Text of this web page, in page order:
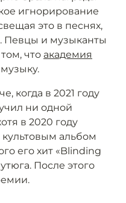
игнорирование
это в песнях,
Певцы и музыканты
что академия
когда в 2021 году
ни одной
в 2020 году
альбом
его хит «Blinding
После этого